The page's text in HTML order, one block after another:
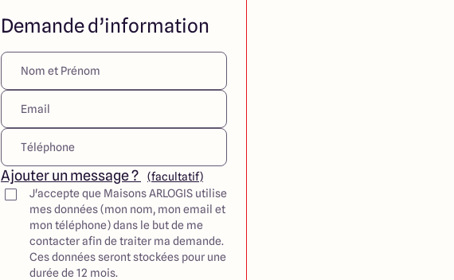
Demande d’information
Ajouter un message ?
(facultatif)
J'accepte que Maisons ARLOGIS utilise
mes données (mon nom, mon email et
mon téléphone) dans le but de me
contacter afin de traiter ma demande.
Ces données seront stockées pour une
durée de 12 mois.